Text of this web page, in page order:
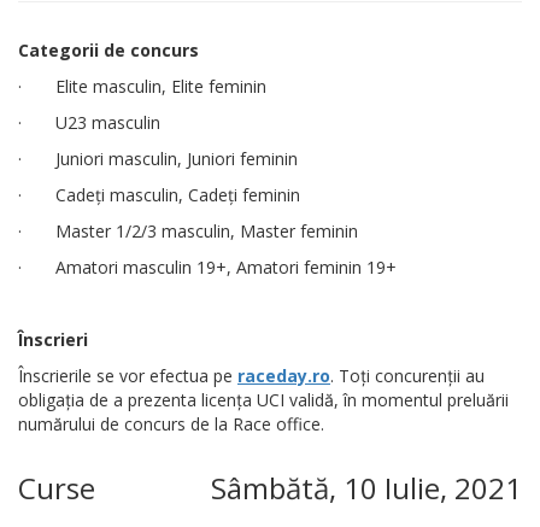
Categorii de concurs
· Elite masculin, Elite feminin
· U23 masculin
· Juniori masculin, Juniori feminin
· Cadeți masculin, Cadeți feminin
· Master 1/2/3 masculin, Master feminin
· Amatori masculin 19+, Amatori feminin 19+
Înscrieri
Înscrierile se vor efectua pe raceday.ro. Toți concurenții au
obligația de a prezenta licența UCI validă, în momentul preluării
numărului de concurs de la Race office.
Curse Sâmbătă, 10 Iulie, 2021